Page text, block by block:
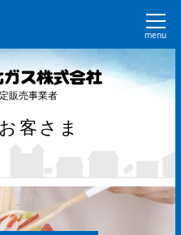
menu
販売事業者
客さま